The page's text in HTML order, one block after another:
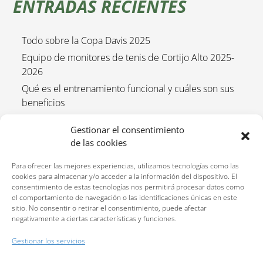
Gestionar el consentimiento
de las cookies
Para ofrecer las mejores experiencias, utilizamos tecnologías como las
cookies para almacenar y/o acceder a la información del dispositivo. El
consentimiento de estas tecnologías nos permitirá procesar datos como
el comportamiento de navegación o las identificaciones únicas en este
sitio. No consentir o retirar el consentimiento, puede afectar
negativamente a ciertas características y funciones.
Gestionar los servicios
ENTRADAS RECIENTES
Todo sobre la Copa Davis 2025
Equipo de monitores de tenis de Cortijo Alto 2025-
2026
Qué es el entrenamiento funcional y cuáles son sus
beneficios
Entrenamiento funcional para niños 2025-2026